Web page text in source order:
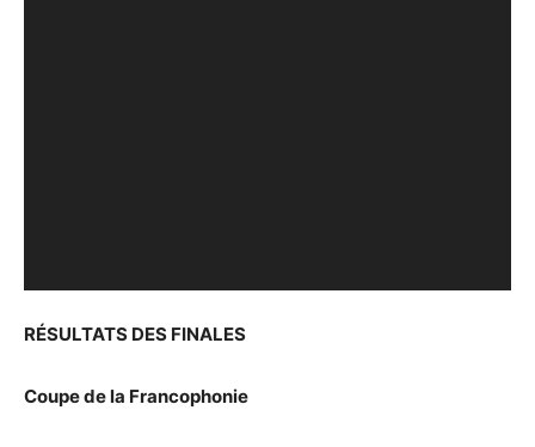
RÉSULTATS DES FINALES
Coupe de la Francophonie